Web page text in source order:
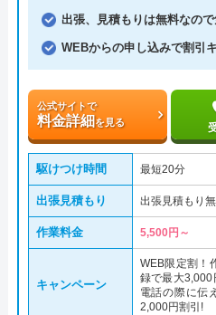
出張、見積もりは無料なの
WEBからの申し込みで割引
公式サイトで
料金詳細を見る
駆けつけ時間 最短20分
出張見積もり 出張見積もり
作業料金 5,500円～
キャンペーン
WEB限定割！
録で最大3,000
電話の際に伝
2,000円割引!